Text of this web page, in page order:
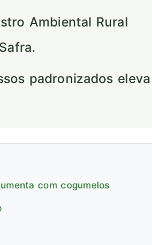
Ambiental Rural
padronizados eleva
com cogumelos